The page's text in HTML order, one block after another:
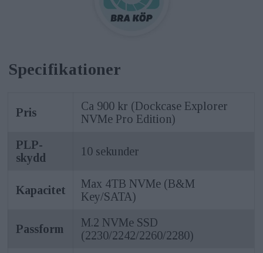
Specifikationer
Pris
Ca 900 kr (Dockcase Explorer
NVMe Pro Edition)
PLP-
skydd
10 sekunder
Kapacitet
Max 4TB NVMe (B&M
Key/SATA)
Passform
M.2 NVMe SSD
(2230/2242/2260/2280)